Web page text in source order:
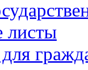
листы